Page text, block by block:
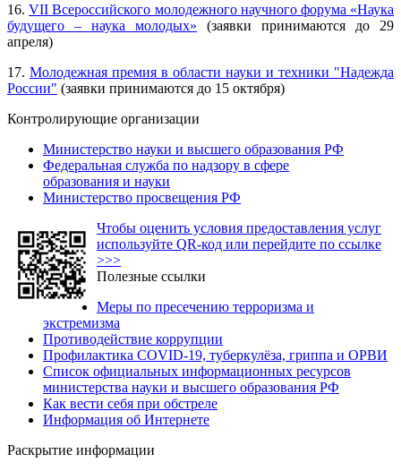
16.VII Всероссийского молодежного научного форума «Наука
будущего – наука молодых» (заявки принимаются до 29
апреля)
17. Молодежная премия в области науки и техники "Надежда
России" (заявки принимаются до 15 октября)
Контролирующие организации
Министерство науки и высшего образования РФ
Федеральная служба по надзору в сфере
образования и науки
Министерство просвещения РФ
Чтобы оценить условия предоставления услуг
используйте QR-код или перейдите по ссылке
>>>
Полезные ссылки
Меры по пресечению терроризма и
экстремизма
Противодействие коррупции
Профилактика COVID-19, туберкулёза, гриппа и ОРВИ
Список официальных информационных ресурсов
министерства науки и высшего образования РФ
Как вести себя при обстреле
Информация об Интернете
Раскрытие информации